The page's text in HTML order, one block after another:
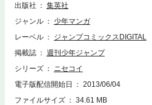
出版社
集英社
ジャンル
少年マンガ
レーベル
ジャンプコミックスDIGITAL
掲載誌
週刊少年ジャンプ
シリーズ
ニセコイ
電子版配信開始日
2013/06/04
ファイルサイズ
34.61 MB